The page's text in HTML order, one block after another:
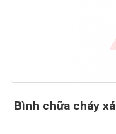
Bình chữa cháy